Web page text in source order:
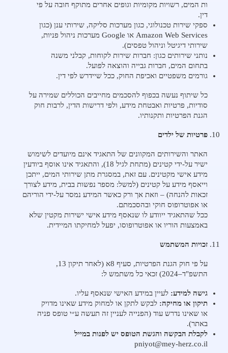
ות המים, רשויות מקומיות וגופים אחרים מתוקף חובה על פי
דין.
ספקי שירות טכנולוגי, כגון מערכות סליקה, שירותי ענן (כגון
Amazon Web Services או Google מערכות ניהול פניות,
שירותי דיגיטל וניהול טפסים).
נותני שירותים כגון: חברות שירות לקוחות, קבלני משנה
בתחום המים, חברות גבייה והוצאה לפועל.
גורמים משפטיים ואכיפת החוק, ככל שיידרש לפי דין.
כל שיתוף נעשה בכפוף להסכמים מחייבים הכוללים שמירה על
סודיות, פרטיות ואבטחת מידע, ולפי דרישות הדין, לרבות חוק
הגנת הפרטיות ותקנותיו.
פרטיות של ילדים
האתר והשירותים המקוונים של התאגיד אינם מיועדים לשימוש
ישיר על-ידי קטינים (מתחת לגיל 18), והתאגיד אינו אוסף ביודעין
מידע אישי מקטינים. עם זאת, במסגרת מתן שירותי המים, ייתכן
וייאסף מידע על קטינים (למשל: מספר נפשות בבית, מידע לצורך
זכאות להנחה) – וזאת אך ורק כאשר המידע נמסר על-ידי הוריהם
או אפוטרופוס חוקי ובהסכמתם.
ככל שהתאגיד ייוודע לו שנאסף מידע אישי ישירות מקטין שלא
באמצעות הוריו או אפוטרופוסו, יפעל למחיקתו המיידית.
זכויות המשתמש
על פי חוק הגנת הפרטיות, סעיף 8א (לאחר תיקון 13,
התשפ"ד–2024) זכאי כל משתמש ל:
גישה למידע: לעיין במידע האישי שנאסף עליו.
תיקון או מחיקה: לבקש לתקן או למחוק מידע שאינו מדויק
או שאינו נדרש עוד (הפנייה לעניין זה תעשה ע״י טופס פניה
באתר).
לקבלת הבקשה והגשת הטופס יש לפנות במייל
pniyot@mey-herz.co.il